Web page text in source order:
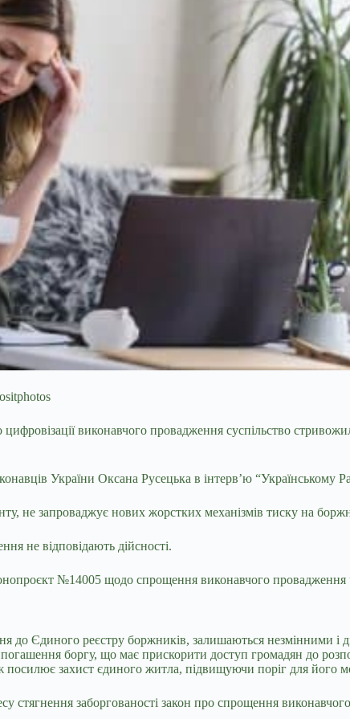
виконавчого провадження суспільство
України Оксана Русецька в інтерв’ю “Українському
не запроваджує нових жорстких механізмів тиску на
не відповідають дійсності.
№14005 щодо спрощення виконавчого провадження
до Єдиного реєстру боржників, залишаються незмінними і
погашення боргу, що має прискорити доступ громадян до
посилює захист єдиного житла, підвищуючи поріг для його
стягнення заборгованості закон про спрощення